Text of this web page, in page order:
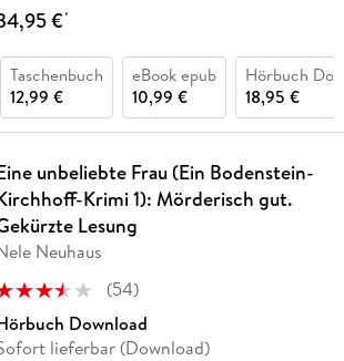
€*
Taschenbuch
12,99 €
eBook epub
10,99 €
Hörbuch
18,95 €
unbeliebte Frau (Ein Bodenstein-
Krimi 1): Mörderisch gut.
Lesung
Neuhaus
(54)
Download
lieferbar (Download)